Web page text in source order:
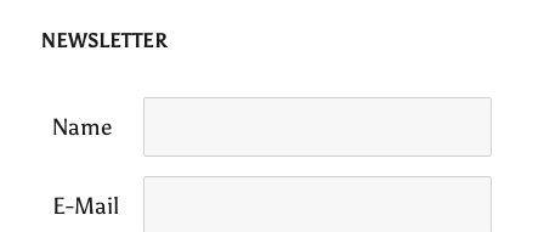
NEWSLETTER
Name
E-Mail